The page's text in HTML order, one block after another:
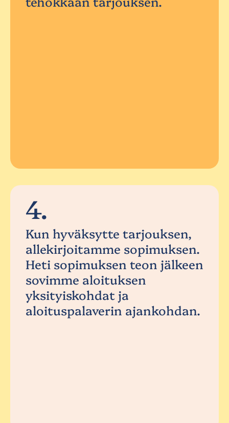
4.
Kun hyväksytte tarjouksen,
allekirjoitamme sopimuksen.
Heti sopimuksen teon jälkeen
sovimme aloituksen
yksityiskohdat ja
aloituspalaverin ajankohdan.